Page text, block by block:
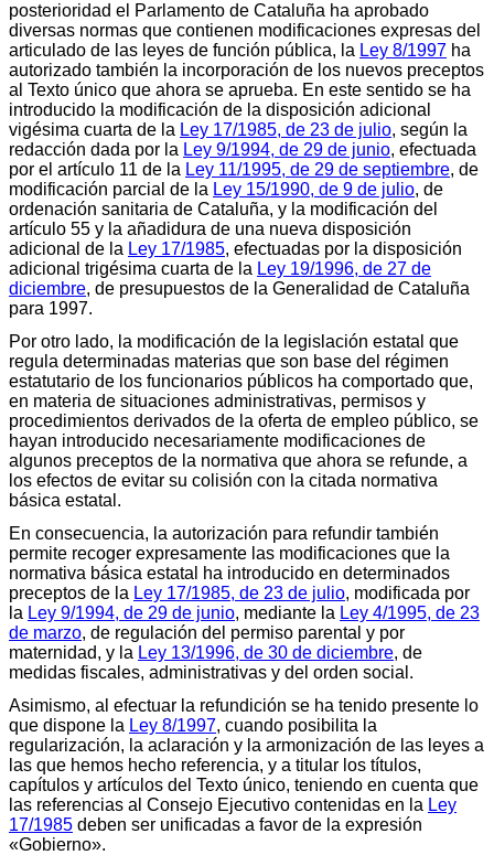
posterioridad el Parlamento de Cataluña ha aprobado
diversas normas que contienen modificaciones expresas del
articulado de las leyes de función pública, la Ley 8/1997 ha
autorizado también la incorporación de los nuevos preceptos
al Texto único que ahora se aprueba. En este sentido se ha
introducido la modificación de la disposición adicional
vigésima cuarta de la Ley 17/1985, de 23 de julio, según la
redacción dada por la Ley 9/1994, de 29 de junio, efectuada
por el artículo 11 de la Ley 11/1995, de 29 de septiembre, de
modificación parcial de la Ley 15/1990, de 9 de julio, de
ordenación sanitaria de Cataluña, y la modificación del
artículo 55 y la añadidura de una nueva disposición
adicional de la Ley 17/1985, efectuadas por la disposición
adicional trigésima cuarta de la Ley 19/1996, de 27 de
diciembre, de presupuestos de la Generalidad de Cataluña
para 1997.
Por otro lado, la modificación de la legislación estatal que
regula determinadas materias que son base del régimen
estatutario de los funcionarios públicos ha comportado que,
en materia de situaciones administrativas, permisos y
procedimientos derivados de la oferta de empleo público, se
hayan introducido necesariamente modificaciones de
algunos preceptos de la normativa que ahora se refunde, a
los efectos de evitar su colisión con la citada normativa
básica estatal.
En consecuencia, la autorización para refundir también
permite recoger expresamente las modificaciones que la
normativa básica estatal ha introducido en determinados
preceptos de la Ley 17/1985, de 23 de julio, modificada por
la Ley 9/1994, de 29 de junio, mediante la Ley 4/1995, de 23
de marzo, de regulación del permiso parental y por
maternidad, y la Ley 13/1996, de 30 de diciembre, de
medidas fiscales, administrativas y del orden social.
Asimismo, al efectuar la refundición se ha tenido presente lo
que dispone la Ley 8/1997, cuando posibilita la
regularización, la aclaración y la armonización de las leyes a
las que hemos hecho referencia, y a titular los títulos,
capítulos y artículos del Texto único, teniendo en cuenta que
las referencias al Consejo Ejecutivo contenidas en la Ley
17/1985 deben ser unificadas a favor de la expresión
«Gobierno».